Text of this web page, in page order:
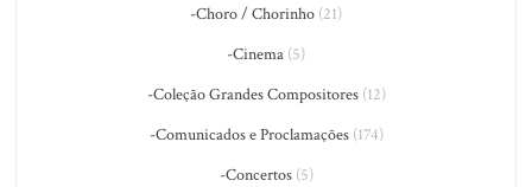
-Choro / Chorinho (21)
-Cinema (5)
-Coleção Grandes Compositores(12)
-Comunicados e Proclamações(174)
-Concertos(5)